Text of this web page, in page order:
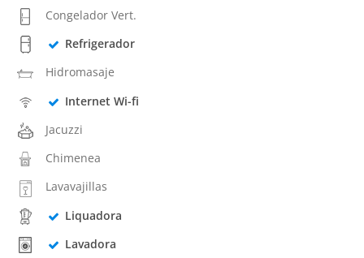
Congelador Vert.
Refrigerador
Hidromasaje
Internet Wi-fi
Jacuzzi
Chimenea
Lavavajillas
Liquadora
Lavadora